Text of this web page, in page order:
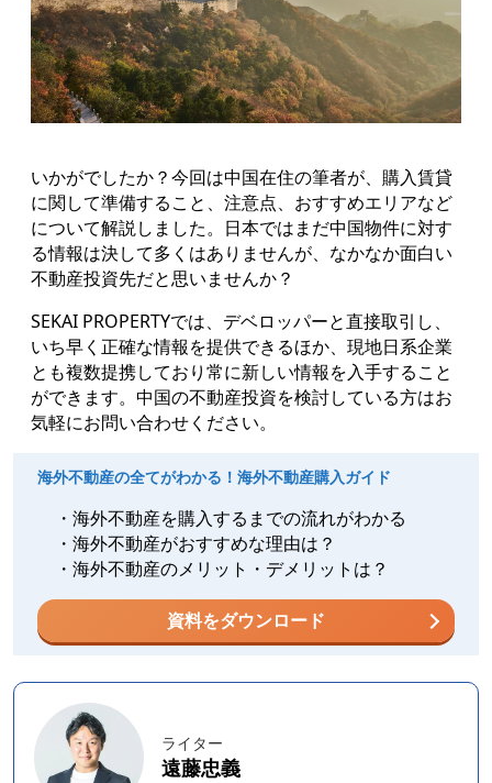
いかがでしたか？今回は中国在住の筆者が、購入賃貸
に関して準備すること、注意点、おすすめエリアなど
について解説しました。日本ではまだ中国物件に対す
る情報は決して多くはありませんが、なかなか面白い
不動産投資先だと思いませんか？
SEKAI PROPERTYでは、デベロッパーと直接取引し、
いち早く正確な情報を提供できるほか、現地日系企業
とも複数提携しており常に新しい情報を入手すること
ができます。中国の不動産投資を検討している方はお
気軽にお問い合わせください。
海外不動産の全てがわかる！海外不動産購入ガイド
・海外不動産を購入するまでの流れがわかる
・海外不動産がおすすめな理由は？
・海外不動産のメリット・デメリットは？
資料をダウンロード
ライター
遠藤忠義